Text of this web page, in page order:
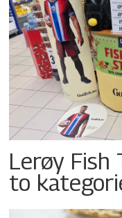
Lerøy Fish
to